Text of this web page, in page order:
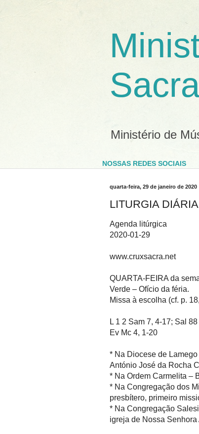
Ministério de
NOSSAS REDES SOCIAIS
quarta-feira, 29 de janeiro de 2020
LITURGIA
Agenda litúrgica
2020-01-29
www.cruxsacra.net
QUARTA-FEIRA da
Verde – Ofício da féria.
Missa à escolha (cf. p.
L 1 2 Sam 7, 4-17; Sal
Ev Mc 4, 1-20
* Na Diocese de
António José da Rocha
* Na Ordem Carmelita –
* Na Congregação dos
presbítero, primeiro
* Na Congregação
igreja de Nossa Senhora